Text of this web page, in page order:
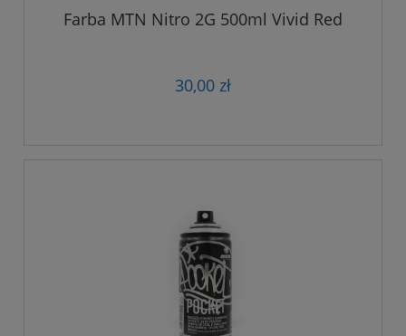
Farba MTN Nitro 2G 500ml Vivid Red
30,00 zł